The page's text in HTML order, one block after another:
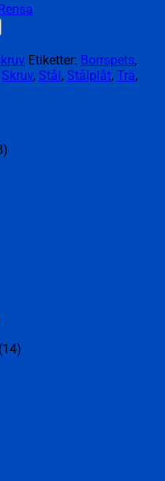
Etiketter: Borrspets,
Skruv, Stål, Stålplåt, Trä,
(14)